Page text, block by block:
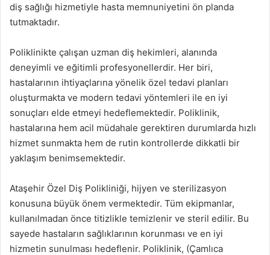
diş sağlığı hizmetiyle hasta memnuniyetini ön planda
tutmaktadır.
Poliklinikte çalışan uzman diş hekimleri, alanında
deneyimli ve eğitimli profesyonellerdir. Her biri,
hastalarının ihtiyaçlarına yönelik özel tedavi planları
oluşturmakta ve modern tedavi yöntemleri ile en iyi
sonuçları elde etmeyi hedeflemektedir. Poliklinik,
hastalarına hem acil müdahale gerektiren durumlarda hızlı
hizmet sunmakta hem de rutin kontrollerde dikkatli bir
yaklaşım benimsemektedir.
Ataşehir Özel Diş Polikliniği, hijyen ve sterilizasyon
konusuna büyük önem vermektedir. Tüm ekipmanlar,
kullanılmadan önce titizlikle temizlenir ve steril edilir. Bu
sayede hastaların sağlıklarının korunması ve en iyi
hizmetin sunulması hedeflenir. Poliklinik, (Çamlıca